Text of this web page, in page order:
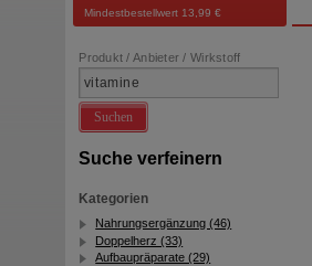
Mindestbestellwert 13,99 €
Produkt / Anbieter / Wirkstoff
Suchen
Suche verfeinern
Kategorien
Nahrungsergänzung (46)
Doppelherz (33)
Aufbaupräparate (29)